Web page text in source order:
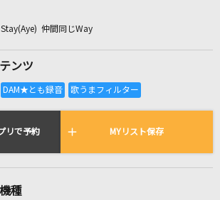
全国りれき
タイムで歌われている曲の一覧
仲間同じWay
ンツ
リで予約 MYリスト保存
種